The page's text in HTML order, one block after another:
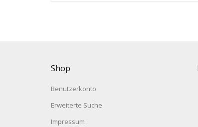
Shop
Benutzerkonto
Erweiterte Suche
Impressum